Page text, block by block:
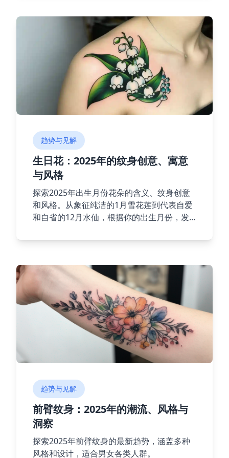
趋势与见解
生日花：2025年的纹身创意、寓意
与风格
探索2025年出生月份花朵的含义、纹身创意
和风格。从象征纯洁的1月雪花莲到代表自爱
和自省的12月水仙，根据你的出生月份，发
趋势与见解
前臂纹身：2025年的潮流、风格与
洞察
探索2025年前臂纹身的最新趋势，涵盖多种
风格和设计，适合男女各类人群。